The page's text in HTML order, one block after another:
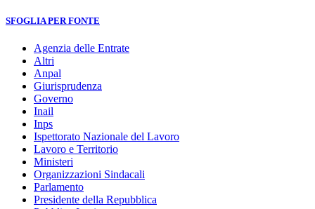
SFOGLIA PER FONTE
Agenzia delle Entrate
Altri
Anpal
Giurisprudenza
Governo
Inail
Inps
Ispettorato Nazionale del Lavoro
Lavoro e Territorio
Ministeri
Organizzazioni Sindacali
Parlamento
Presidente della Repubblica